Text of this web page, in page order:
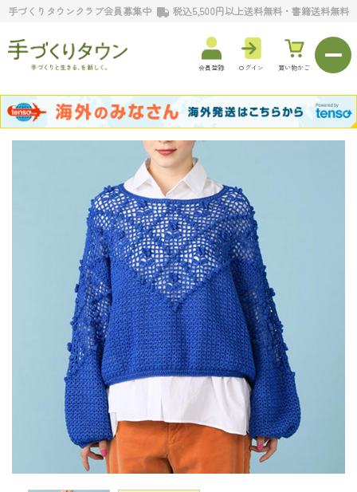
手づくりタウンクラブ会員募集中 税込5,500円以上送料無料・書籍送料無料
会員登録 ログイン 買い物かご